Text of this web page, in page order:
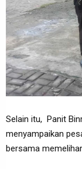
Selain itu, Panit
menyampaikan
bersama